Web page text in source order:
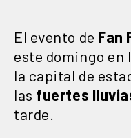
El evento de Fan
este domingo en
la capital de
las fuertes
tarde.